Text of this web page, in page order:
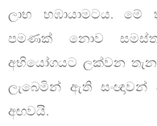
ලාභ හඹායාමටය. මේ
පමණක් නොව සමස්ත
අභියෝගයට ලක්වන
ලැබෙමින් ඇති
අඟවයි.